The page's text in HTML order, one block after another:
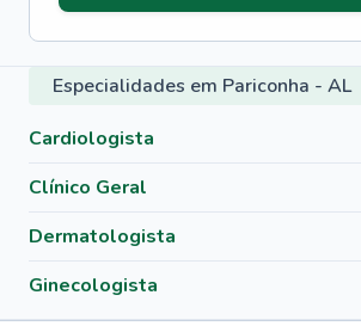
Especialidades em Pariconha - AL
Cardiologista
Clínico Geral
Dermatologista
Ginecologista